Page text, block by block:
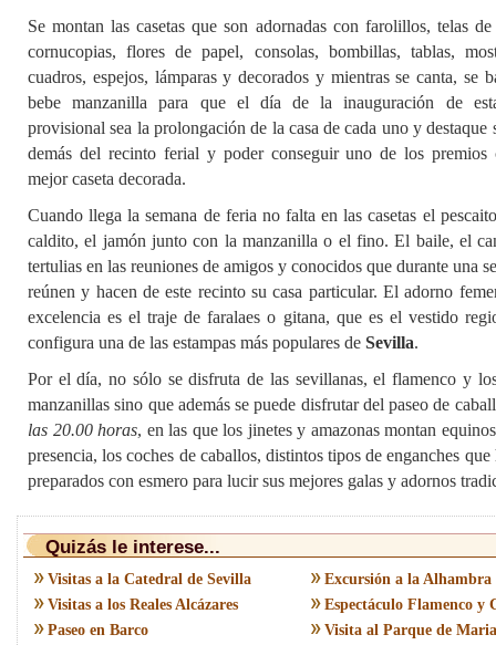
Se montan las casetas que son adornadas con farolillos, telas de
cornucopias, flores de papel, consolas, bombillas, tablas,
cuadros, espejos, lámparas y decorados y mientras se canta, se
bebe manzanilla para que el día de la inauguración de
provisional sea la prolongación de la casa de cada uno y destaque
demás del recinto ferial y poder conseguir uno de los premios
mejor caseta decorada.
Cuando llega la semana de feria no falta en las casetas el
caldito, el jamón junto con la manzanilla o el fino. El baile, el
tertulias en las reuniones de amigos y conocidos que durante una
reúnen y hacen de este recinto su casa particular. El adorno
excelencia es el traje de faralaes o gitana, que es el vestido
configura una de las estampas más populares de Sevilla.
Por el día, no sólo se disfruta de las sevillanas, el flamenco y
manzanillas sino que además se puede disfrutar del paseo de
las 20.00 horas, en las que los jinetes y amazonas montan
presencia, los coches de caballos, distintos tipos de enganches que
preparados con esmero para lucir sus mejores galas y adornos
Quizás le interese...
Visitas a la Catedral de Sevilla
Visitas a los Reales Alcázares
Paseo en Barco
Excursión a la Alhambra
Espectáculo Flamenco y
Visita al Parque de